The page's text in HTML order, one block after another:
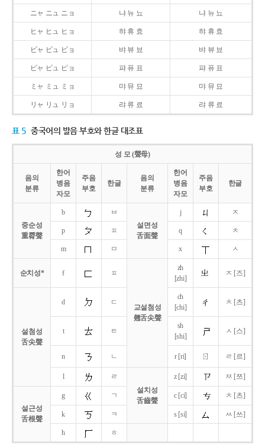
ニャ ニュ ニョ 냐 뉴 뇨 냐 뉴 뇨
ヒャ ヒュ ヒョ 햐 휴 효 햐 휴 효
ビャ ビュ ビョ 뱌 뷰 뵤 뱌 뷰 뵤
ピャ ピュ ピョ 퍄 퓨 표 퍄 퓨 표
ミャ ミュ ミョ 먀 뮤 묘 먀 뮤 묘
リャ リュ リョ 랴 류 료 랴 류 료
표 5 중국어의 발음 부호와 한글 대조표
성 모 (聲母)
음의
분류
한어
병음
자모
주음
부호
한글
음의
분류
한어
병음
자모
주음
부호
한글
중순성
重脣聲
b
ㅂ
설면성
舌面聲
j ㅈ
p ㅍ q ㅊ
m ㅁ x ㅅ
순치성* f ㅍ
교설첨성
翹舌尖聲
zh
[zhi]
ㅈ [즈]
설첨성
舌尖聲
d ㄷ
ch
[chi]
ㅊ [츠]
t ㅌ
sh
[shi]
ㅅ [스]
n ㄴ r [ri] ㄖ ㄹ [르]
l
ㄹ
설치성
舌齒聲
z [zi] ㅉ [쯔]
설근성
舌根聲
g ㄱ c [ci] ㅊ [츠]
k ㅋ s [si] ㅆ [쓰]
h ㅎ